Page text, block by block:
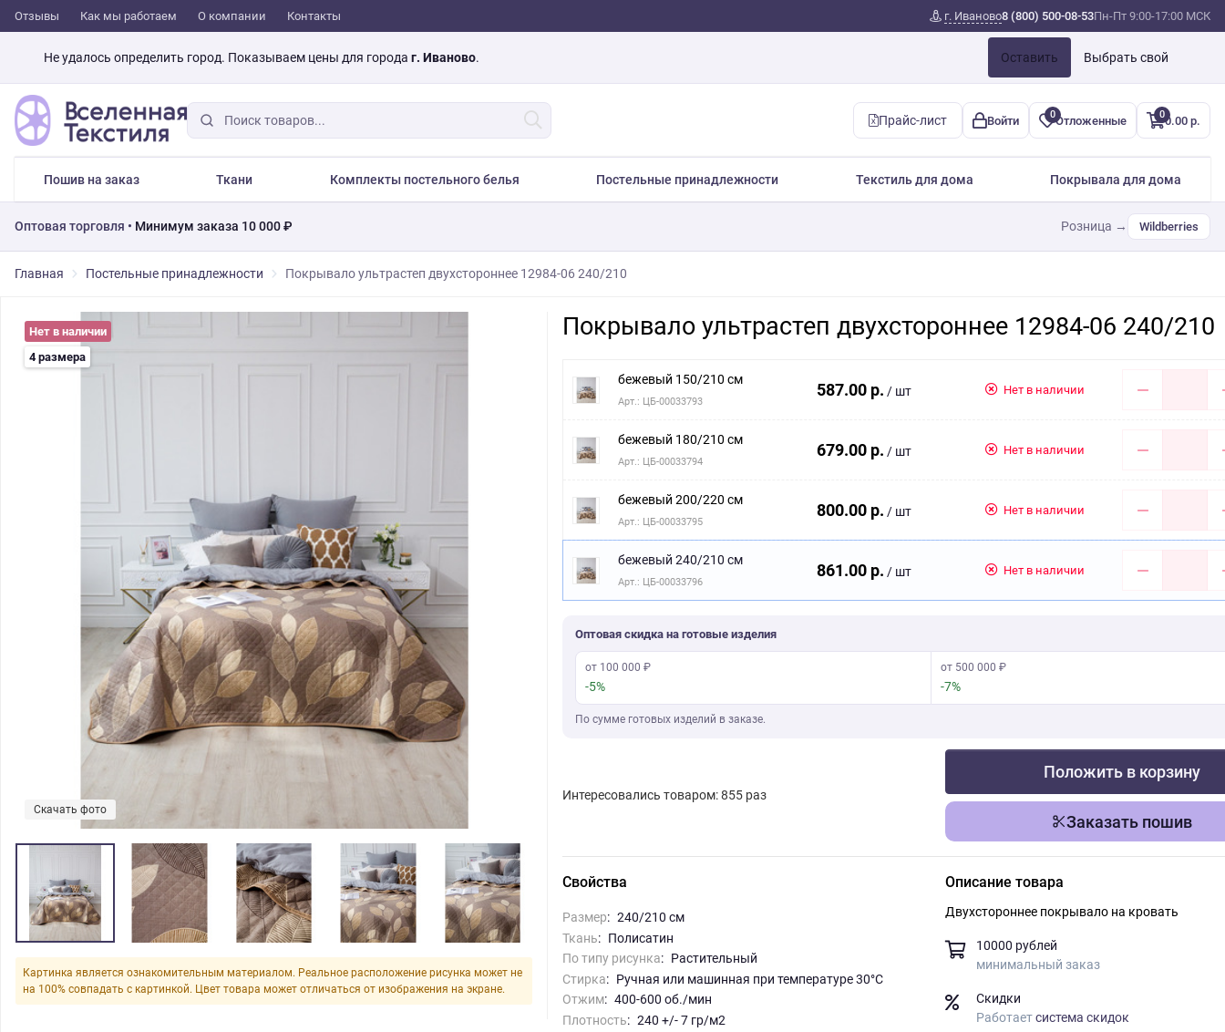
Отзывы Как мы работаем О компании Контакты г. Иваново8 (800) 500-08-53Пн-Пт 9:00-17:00 МСК
Не удалось определить город. Показываем цены для города г. Иваново. Оставить Выбрать свой
Прайс-лист Войти 0Отложенные 00.00 р.
Пошив на заказ Ткани Комплекты постельного белья Постельные принадлежности Текстиль для дома Покрывала для дома
Оптовая торговля • Минимум заказа 10 000 ₽ Розница → Wildberries
Главная Постельные принадлежности Покрывало ультрастеп двухстороннее 12984-06 240/210
Скачать фото
Нет в наличии
4 размера
Картинка является ознакомительным материалом. Реальное расположение рисунка может не
на 100% совпадать с картинкой. Цвет товара может отличаться от изображения на экране.
Покрывало ультрастеп двухстороннее 12984-06 240/210
бежевый 150/210 см
Арт.: ЦБ-00033793
587.00 р. / шт Нет в наличии
бежевый 180/210 см
Арт.: ЦБ-00033794
679.00 р. / шт Нет в наличии
бежевый 200/220 см
Арт.: ЦБ-00033795
800.00 р. / шт Нет в наличии
бежевый 240/210 см
Арт.: ЦБ-00033796
861.00 р. / шт Нет в наличии
Оптовая скидка на готовые изделия
от 100 000 ₽
-5%
от 500 000 ₽
-7%
По сумме готовых изделий в заказе.
Интересовались товаром: 855 раз
Положить в корзину
Заказать пошив
Свойства
Размер:
240/210 см
Ткань:
Полисатин
По типу рисунка:
Растительный
Стирка:
ручная или машинная при температуре 30°C
Отжим:
400-600 об./мин
Плотность:
240 +/- 7 гр/м2
Описание товара
Двухстороннее покрывало на кровать
10000 рублей
минимальный заказ
Скидки
Работаетсистема скидок